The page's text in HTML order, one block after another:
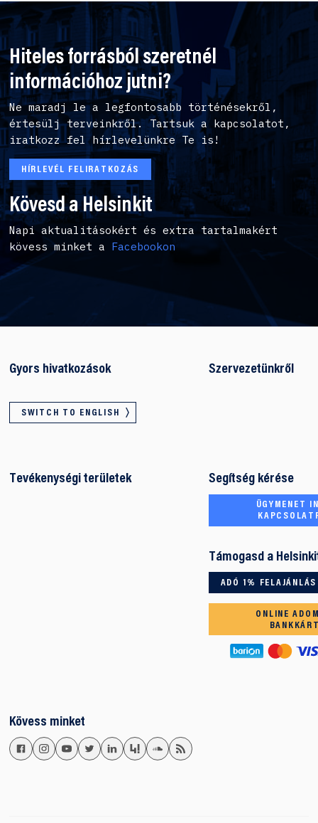
Hiteles forrásból szeretnél
információhoz jutni?
Ne maradj le a legfontosabb történésekről,
értesülj terveinkről. Tartsuk a kapcsolatot,
iratkozz fel hírlevelünkre Te is!
HÍRLEVÉL FELIRATKOZÁS
Kövesd a Helsinkit
Napi aktualitásokért és extra tartalmakért
kövess minket a Facebookon
Gyors hivatkozások
SWITCH TO ENGLISH
Szervezetünkről
Tevékenységi területek Segítség kérése
ÜGYMENET
Támogasd a
ADÓ 1% FELAJÁNLÁS
ONLINE
Kövess minket